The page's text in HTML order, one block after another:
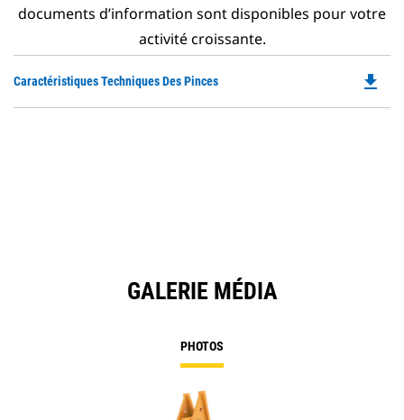
documents d’information sont disponibles pour votre
activité croissante.
Caractéristiques Techniques Des Pinces file_download
GALERIE MÉDIA
PHOTOS